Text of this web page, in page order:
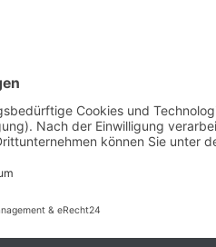
51.860601, 6.881321
Meitner-Straße 22)